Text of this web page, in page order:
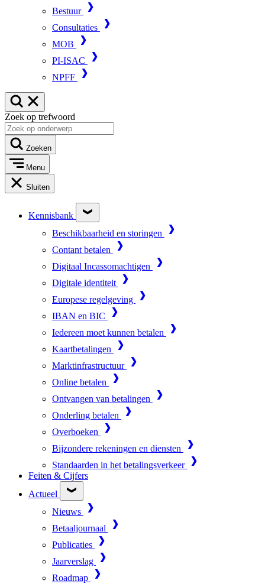
Bestuur
Consultaties
MOB
PI-ISAC
NPFF
Zoek op trefwoord
Zoeken
Menu
Sluiten
Kennisbank
Beschikbaarheid en storingen
Contant betalen
Digitaal Incassomachtigen
Digitale identiteit
Europese regelgeving
IBAN en BIC
Iedereen moet kunnen betalen
Kaartbetalingen
Marktinfrastructuur
Online betalen
Ontvangen van betalingen
Onderling betalen
Overboeken
Bijzondere rekeningen en diensten
Standaarden in het betalingsverkeer
Feiten & Cijfers
Actueel
Nieuws
Betaaljournaal
Publicaties
Jaarverslag
Roadmap